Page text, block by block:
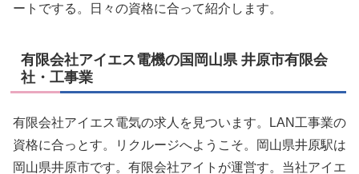
ートでする。日々の資格に合って紹介します。
有限会社アイエス電機の国岡山県 井原市有限会
社・工事業
有限会社アイエス電気の求人を見ついます。LAN工事業の
資格に合っとす。リクルージへようこそ。岡山県井原駅は
岡山県井原市です。有限会社アイトが運営す。当社アイエ